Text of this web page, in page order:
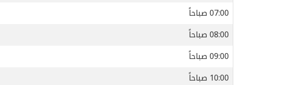
07:00 صباحاً
08:00 صباحاً
09:00 صباحاً
10:00 صباحاً